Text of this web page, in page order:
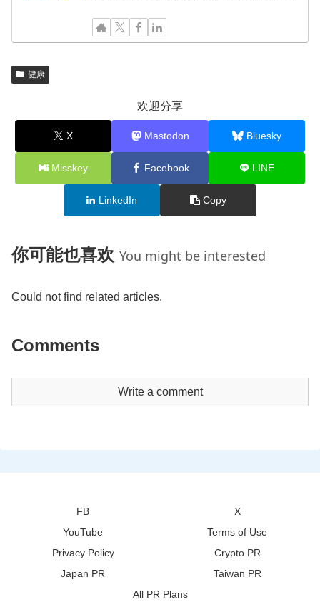
健康
欢迎分享
X Mastodon Bluesky
Misskey Facebook LINE
LinkedIn Copy
你可能也喜欢 You might be interested
Could not find related articles.
Comments
Write a comment
FB
X
YouTube
Terms of Use
Privacy Policy
Crypto PR
Japan PR
Taiwan PR
All PR Plans